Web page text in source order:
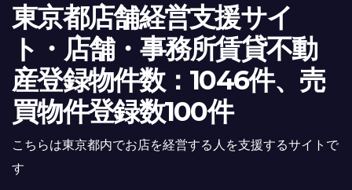
東京都店舗経営支援サイ
ト・店舗・事務所賃貸不動
産登録物件数：1046件、売
買物件登録数100件
こちらは東京都内でお店を経営する人を支援するサイトで
す